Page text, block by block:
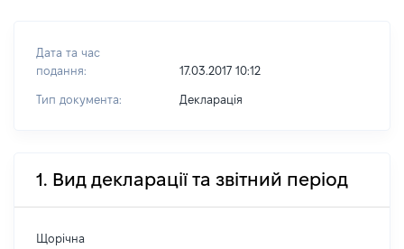
Дата та час
подання:
17.03.2017 10:12
Тип документа: Декларація
1. Вид декларації та звітний період
Щорічна